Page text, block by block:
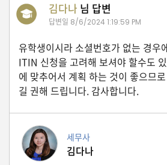
인
바
니
다
.
S
K
김다나 님 답변
답변일 8/6/2024 1:19:59 PM
유학생이시라 소셜번호가 없는 경우
ITIN 신청을 고려해 보셔야 할수도
에 맞추어서 계획 하는 것이 좋으므
길 권해 드립니다. 감사합니다.
세무사
김다나